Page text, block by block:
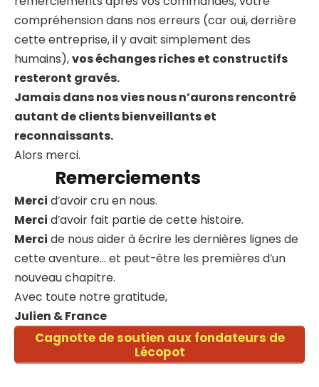
compréhension dans nos erreurs (car oui, derrière
cette entreprise, il y avait simplement des
humains),vos échanges riches et constructifs
resteront gravés.
Jamais dans nos vies nous n’aurons rencontré
autant de clients bienveillants et
reconnaissants.
Alors merci.
Remerciements
Merci d’avoir cru en nous.
Merci d’avoir fait partie de cette histoire.
Merci de nous aider à écrire les dernières lignes de
cette aventure… et peut-être les premières d’un
nouveau chapitre.
Avec toute notre gratitude,
Julien & France
Cagnotte de soutien aux fondateurs de
Lécopot